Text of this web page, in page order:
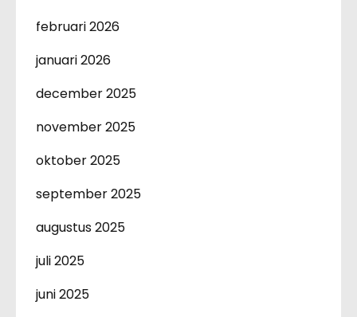
februari 2026
januari 2026
december 2025
november 2025
oktober 2025
september 2025
augustus 2025
juli 2025
juni 2025